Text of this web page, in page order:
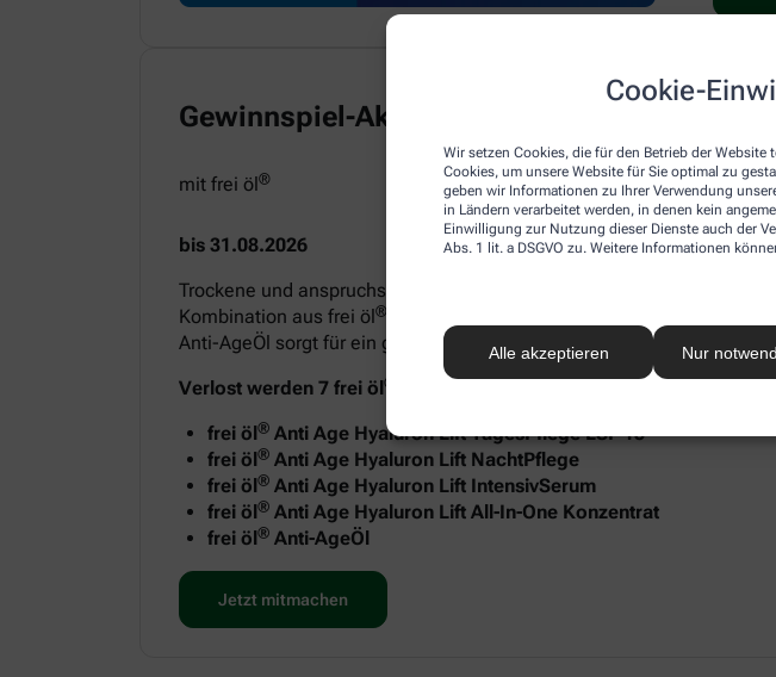
Cookie-
Wir setzen Cookies, die für den Betrieb der
Cookies, um unsere Website für Sie optimal zu
geben wir Informationen zu Ihrer Verwendung
in Ländern verarbeitet werden, in denen kein
Einwilligung zur Nutzung dieser Dienste auch der
Abs. 1 lit. a DSGVO zu. Weitere Informationen
Alle akzeptieren Nur
Gewinnspiel-Aktion
mit frei öl®
bis 31.08.2026
Trockene und anspruchsvolle Haut benötigt intensive Pflege und
Kombination aus frei öl®
Anti-AgeÖl sorgt für ein geschmeidiges Hautgefühl und gepflegte
Verlost werden 7 frei öl®
frei öl® Anti Age Hyaluron Lift TagesPflege LSF 15
frei öl® Anti Age Hyaluron Lift NachtPflege
frei öl® Anti Age Hyaluron Lift IntensivSerum
frei öl® Anti Age Hyaluron Lift All-In-One Konzentrat
frei öl® Anti-AgeÖl
Jetzt mitmachen